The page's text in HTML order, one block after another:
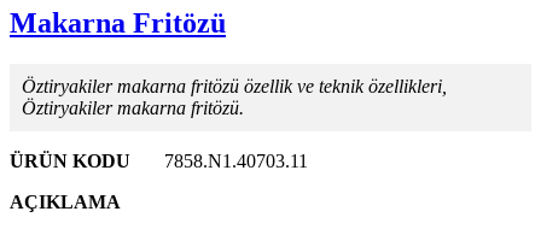
Makarna Fritözü
Öztiryakiler makarna fritözü özellik ve teknik özellikleri,
Öztiryakiler makarna fritözü.
ÜRÜN KODU
7858.N1.40703.11
AÇIKLAMA